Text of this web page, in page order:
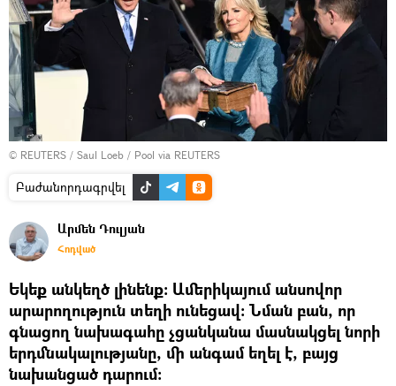
© REUTERS / Saul Loeb / Pool via REUTERS
Բաժանորդագրվել
Արմեն Դուլյան
Հոդված
Եկեք անկեղծ լինենք։ Ամերիկայում անսովոր
արարողություն տեղի ունեցավ։ Նման բան, որ
գնացող նախագահը չցանկանա մասնակցել նորի
երդմնակալությանը, մի անգամ եղել է, բայց
նախանցած դարում։